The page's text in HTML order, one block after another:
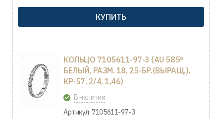
КУПИТЬ
КОЛЬЦО 7105611-97-3 (AU 585º
БЕЛЫЙ, РАЗМ. 18, 25-БР.(ВЫРАЩ.),
КР-57, 2/4, 1,46)
В наличии
Артикул: 7105611-97-3